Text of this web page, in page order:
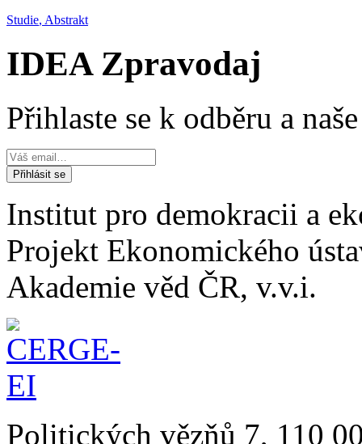
Studie, Abstrakt
IDEA Zpravodaj
Přihlaste se k odběru a
Institut pro demokracii a
Projekt Ekonomického
Akademie věd ČR, v.v.i.
Politických vězňů 7, 110